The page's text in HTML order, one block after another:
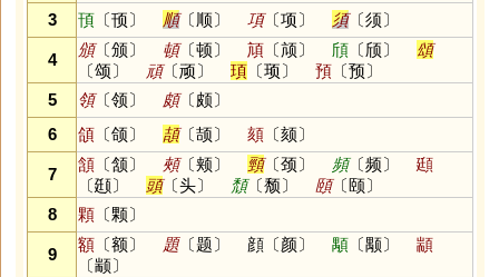
3
頇 〔顸〕 順〔顺〕 項〔项〕 須〔须〕
4
頒〔颁〕 頓〔顿〕 頏 〔颃〕 頎 〔颀〕
頌
〔颂〕
頑〔顽〕 頊 〔顼〕 預 〔预〕
5
領〔领〕 頗〔颇〕
6
頜 〔颌〕 頡〔颉〕 頦 〔颏〕
7
頷 〔颔〕 頰〔颊〕 頸〔颈〕 頻〔频〕
頲
〔颋〕
頭〔头〕 頹〔颓〕 頤〔颐〕
8
顆 〔颗〕
9
額 〔额〕 題〔题〕 顔〔颜〕 顒 〔颙〕
顓
〔颛〕